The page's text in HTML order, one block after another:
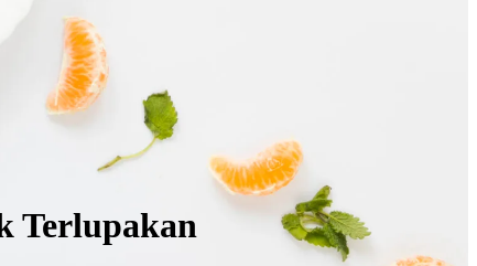
Terlupakan